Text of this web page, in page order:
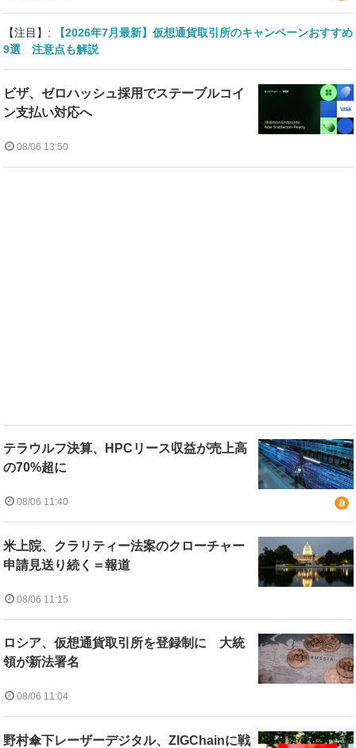
【注目】:
【2026年7月最新】仮想通貨取引所のキャンペーンおすすめ
9選 注意点も解説
ビザ、ゼロハッシュ採用でステーブルコイ
ン支払い対応へ
08/06 13:50
テラウルフ決算、HPCリース収益が売上高
の70%超に
08/06 11:40
米上院、クラリティー法案のクローチャー
申請見送り続く＝報道
08/06 11:15
ロシア、仮想通貨取引所を登録制に 大統
領が新法署名
08/06 11:04
野村傘下レーザーデジタル、ZIGChainに戦